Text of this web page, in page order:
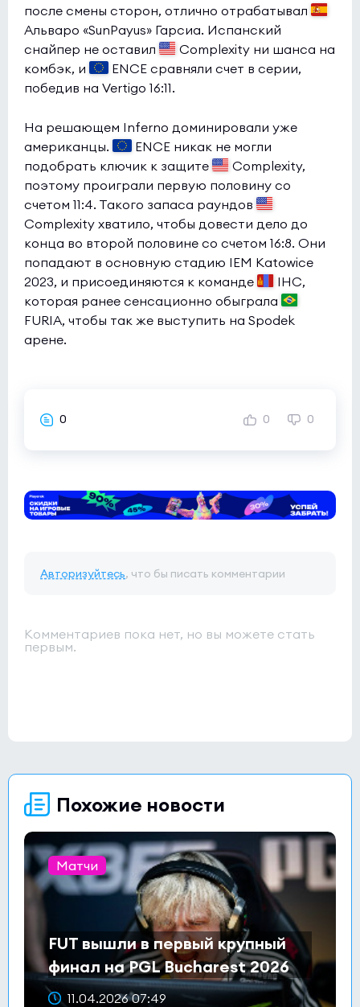
после смены сторон, отлично отрабатывал
Альваро «SunPayus» Гарсиа. Испанский
снайпер не оставил
Complexity ни шанса на
комбэк, и
ENCE сравняли счет в серии,
победив на Vertigo 16:11.
На решающем Inferno доминировали уже
американцы.
ENCE никак не могли
подобрать ключик к защите
Complexity,
поэтому проиграли первую половину со
счетом 11:4. Такого запаса раундов
Complexity хватило, чтобы довести дело до
конца во второй половине со счетом 16:8. Они
попадают в основную стадию IEM Katowice
2023, и присоединяются к команде
IHC,
которая ранее сенсационно обыграла
FURIA, чтобы так же выступить на Spodek
арене.
0 0 0
Авторизуйтесь, что бы писать комментарии
Комментариев пока нет, но вы можете стать
первым.
Похожие новости
Матчи
FUT вышли в первый крупный
финал на PGL Bucharest 2026
11.04.2026 07:49